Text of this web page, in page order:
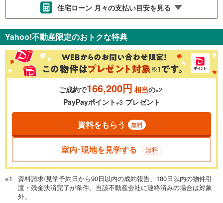
住宅ローン 月々の支払い目安を見る
金利 ％
0.01%
一般的には最長35年まで借り入れ可能です。多くの金融機関
が完済時の年齢は80歳までを条件としています。
閉じる
頭金 万円
Yahoo!不動産限定のおトクな特典
ご成約で166,200円 相当の※2
PayPayポイント※3 プレゼント
資料をもらう 無料
室内･現地を見学する 無料
資料請求/見学予約日から90日以内の成約報告、180日以内の物件引
渡・残金決済完了が条件。当該不動産会社に連絡済みの場合は対象
外。